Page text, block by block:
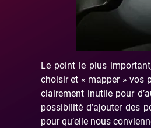
Le point le plus
choisir et « mapper » vos
clairement inutile pour
possibilité d’ajouter des
pour qu’elle nous